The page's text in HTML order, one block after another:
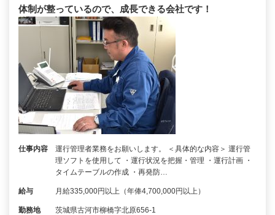
体制が整っているので、成長できる会社です！
仕事内容
運行管理者業務をお願いします。 ＜具体的な内容＞ 運行管
理ソフトを使用して ・運行状況を把握・管理 ・運行計画 ・
タイムテーブルの作成 ・再発防…
給与 月給335,000円以上（年俸4,700,000円以上）
勤務地 茨城県古河市柳橋字北原656-1